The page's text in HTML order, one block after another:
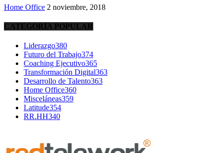
Home Office 2 noviembre, 2018
CATEGORÍA POPULAR
Liderazgo380
Futuro del Trabajo374
Coaching Ejecutivo365
Transformación Digital363
Desarrollo de Talento363
Home Office360
Misceláneas359
Latitude354
RR.HH340